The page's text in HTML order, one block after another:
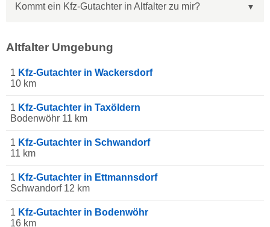
Kommt ein Kfz-Gutachter in Altfalter zu mir?
Altfalter Umgebung
1 Kfz-Gutachter in Wackersdorf
10 km
1 Kfz-Gutachter in Taxöldern
Bodenwöhr 11 km
1 Kfz-Gutachter in Schwandorf
11 km
1 Kfz-Gutachter in Ettmannsdorf
Schwandorf 12 km
1 Kfz-Gutachter in Bodenwöhr
16 km